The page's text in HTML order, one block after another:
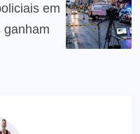
em
ganham